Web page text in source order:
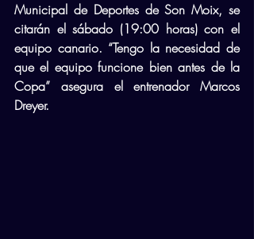
Municipal de Deportes de Son Moix, se
citarán el sábado (19:00 horas) con el
equipo canario. “Tengo la necesidad de
que el equipo funcione bien antes de la
Copa” asegura el entrenador Marcos
Dreyer.